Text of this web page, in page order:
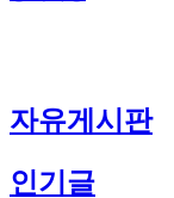
자유게시판
인기글